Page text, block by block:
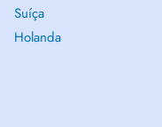
Suíça
Holanda